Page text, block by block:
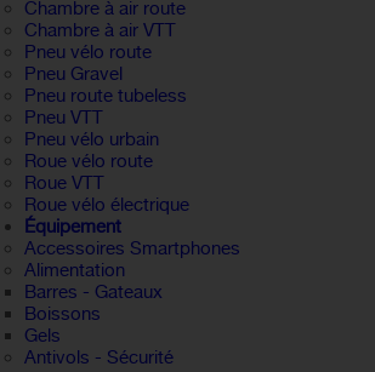
Chambre à air route
Chambre à air VTT
Pneu vélo route
Pneu Gravel
Pneu route tubeless
Pneu VTT
Pneu vélo urbain
Roue vélo route
Roue VTT
Roue vélo électrique
Équipement
Accessoires Smartphones
Alimentation
Barres - Gateaux
Boissons
Gels
Antivols - Sécurité